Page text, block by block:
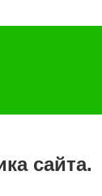
сайта.